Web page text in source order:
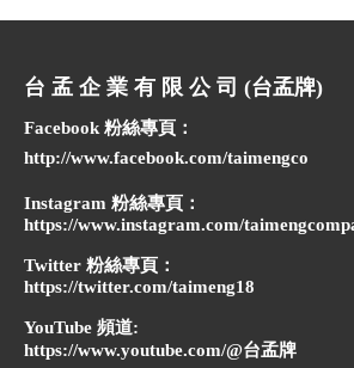
台 孟 企 業 有 限 公 司 (台孟牌)
Facebook 粉絲專頁：
http://www.facebook.com/taimengco
Instagram 粉絲專頁：
https://www.instagram.com/
Twitter 粉絲專頁：
https://twitter.com/taimeng18
YouTube 頻道:
https://www.youtube.com/@台孟牌